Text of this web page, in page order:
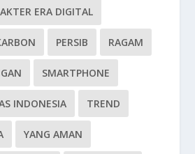
ERA DIGITAL
PERSIB RAGAM
SMARTPHONE
INDONESIA TREND
YANG AMAN